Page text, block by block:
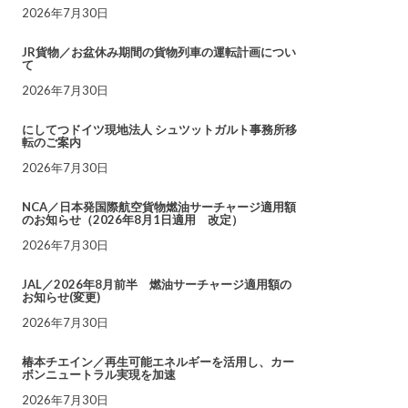
2026年7月30日
JR貨物／お盆休み期間の貨物列車の運転計画につい
て
2026年7月30日
にしてつドイツ現地法人 シュツットガルト事務所移
転のご案内
2026年7月30日
NCA／日本発国際航空貨物燃油サーチャージ適用額
のお知らせ（2026年8月1日適用 改定）
2026年7月30日
JAL／2026年8月前半 燃油サーチャージ適用額の
お知らせ(変更)
2026年7月30日
椿本チエイン／再生可能エネルギーを活用し、カー
ボンニュートラル実現を加速
2026年7月30日